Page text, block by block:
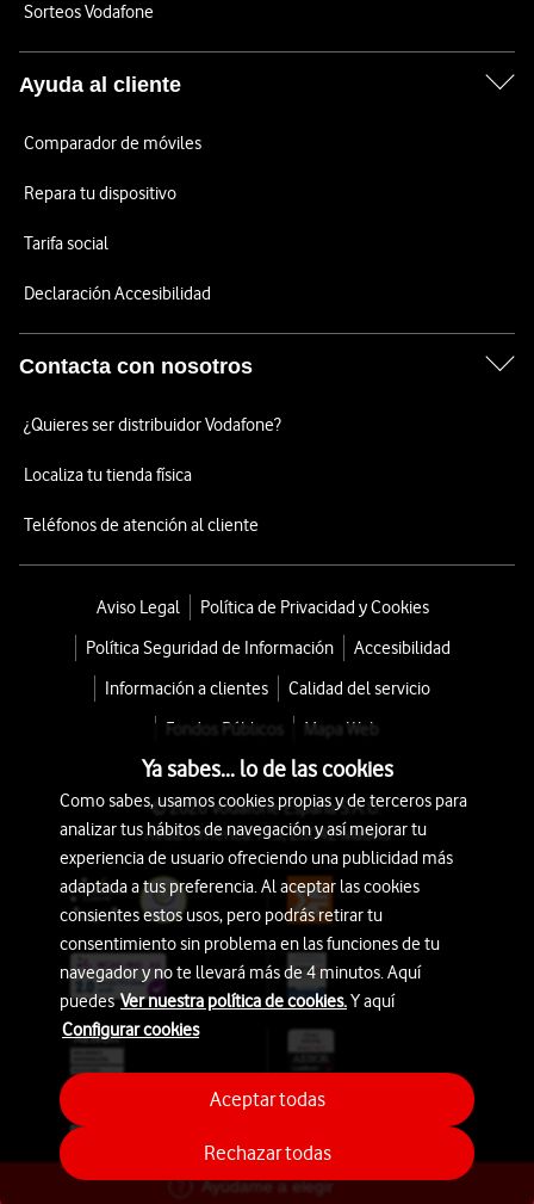
Ayúdame a elegir
Sorteos Vodafone
Ayuda al cliente
Comparador de móviles
Repara tu dispositivo
Tarifa social
Declaración Accesibilidad
Contacta con nosotros
¿Quieres ser distribuidor Vodafone?
Localiza tu tienda física
Teléfonos de atención al cliente
Aviso Legal
Política de Privacidad y Cookies
Política Seguridad de Información
Accesibilidad
Información a clientes
Calidad del servicio
Fondos Públicos
Mapa Web
© 2026 Vodafone España S.A.U.
Avda. América 115, 28042 Madrid
Ya sabes... lo de las cookies
Como sabes, usamos cookies propias y de terceros para
analizar tus hábitos de navegación y así mejorar tu
experiencia de usuario ofreciendo una publicidad más
adaptada a tus preferencia. Al aceptar las cookies
consientes estos usos, pero podrás retirar tu
consentimiento sin problema en las funciones de tu
navegador y no te llevará más de 4 minutos. Aquí
puedesVer nuestra política de cookies.Y aquí
Configurar cookies
Rechazar todas
Aceptar todas